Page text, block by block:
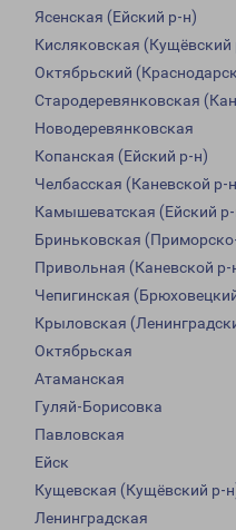
Ясенская (Ейский р-н)
Кисляковская (Кущёвский
Октябрьский
Стародеревянковская
Новодеревянковская
Копанская (Ейский р-н)
Челбасская (Каневской р-
Камышеватская (Ейский
Бриньковская
Привольная (Каневской р-
Чепигинская
Крыловская
Октябрьская
Атаманская
Гуляй-Борисовка
Павловская
Ейск
Кущевская (Кущёвский р-
Ленинградская